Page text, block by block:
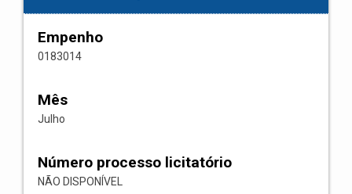
Empenho
0183014
Mês
Julho
Número processo licitatório
NÃO DISPONÍVEL